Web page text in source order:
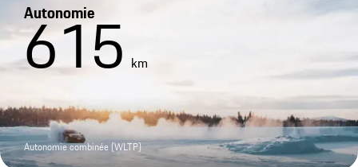
Autonomie
615 km
Autonomie combinée (WLTP)